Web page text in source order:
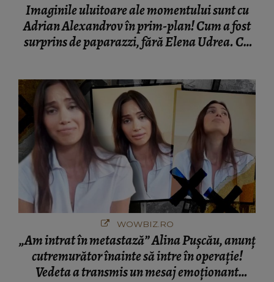
Imaginile uluitoare ale momentului sunt cu
Adrian Alexandrov în prim-plan! Cum a fost
surprins de paparazzi, fără Elena Udrea. Cu
WOWBIZ.RO
„Am intrat în metastază” Alina Pușcău, anunț
cutremurător înainte să intre în operație!
Vedeta a transmis un mesaj emoționant